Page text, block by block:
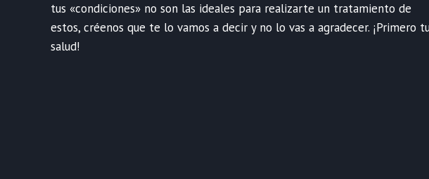
tus «condiciones» no son las ideales para realizarte un tratamiento de
estos, créenos que te lo vamos a decir y no lo vas a agradecer. ¡Primero
salud!